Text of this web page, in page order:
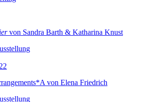
von Sandra Barth & Katharina Knust
von Elena Friedrich